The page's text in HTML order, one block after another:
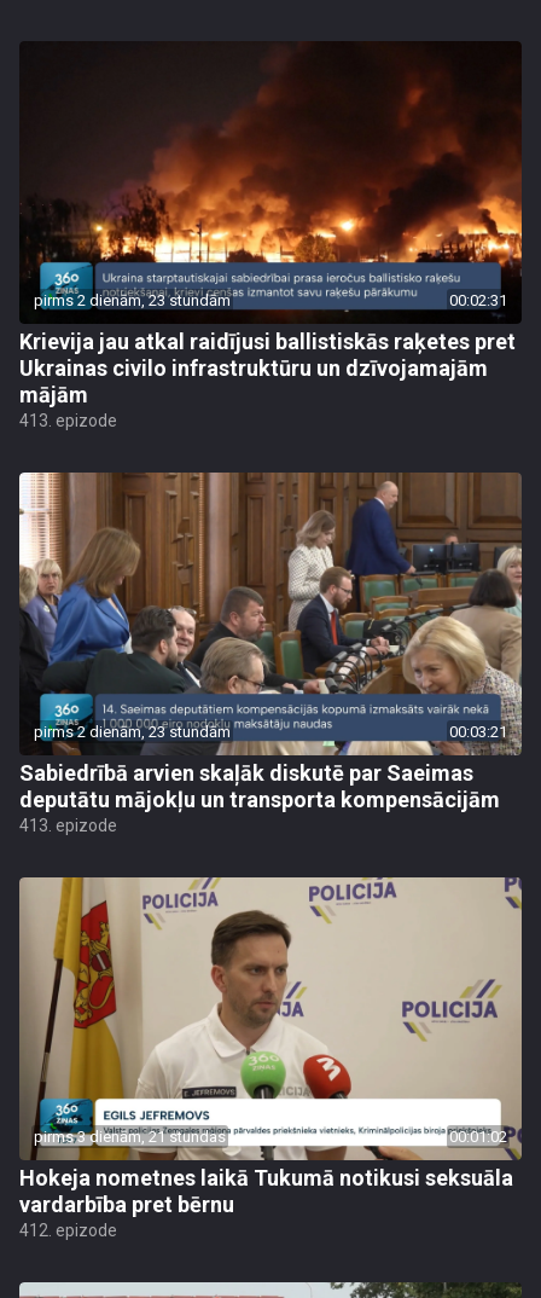
pirms 2 dienām, 23 stundām 00:02:31
Krievija jau atkal raidījusi ballistiskās raķetes pret
Ukrainas civilo infrastruktūru un dzīvojamajām
mājām
413. epizode
pirms 2 dienām, 23 stundām 00:03:21
Sabiedrībā arvien skaļāk diskutē par Saeimas
deputātu mājokļu un transporta kompensācijām
413. epizode
pirms 3 dienām, 21 stundas 00:01:02
Hokeja nometnes laikā Tukumā notikusi seksuāla
vardarbība pret bērnu
412. epizode